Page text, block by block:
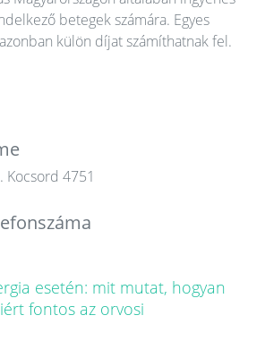
betegek számára. Egyes
külön díjat számíthatnak fel.
Kocsord 4751
esetén: mit mutat, hogyan
fontos az orvosi